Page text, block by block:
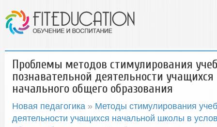
Проблемы методов стимулирования
познавательной деятельности
начального общего образования
Новая педагогика » Методы стимулирования
деятельности учащихся начальной школы в